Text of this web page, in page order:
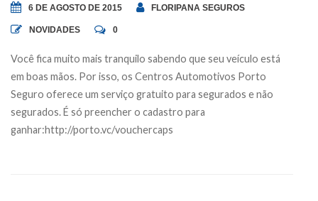
6 DE AGOSTO DE 2015 FLORIPANA SEGUROS
NOVIDADES 0
Você fica muito mais tranquilo sabendo que seu veículo está
em boas mãos. Por isso, os Centros Automotivos Porto
Seguro oferece um serviço gratuito para segurados e não
segurados. É só preencher o cadastro para
ganhar:http://porto.vc/vouchercaps